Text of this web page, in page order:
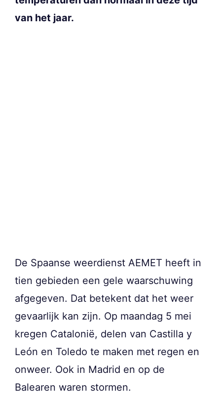
van het jaar.
De Spaanse weerdienst AEMET heeft in
tien gebieden een gele waarschuwing
afgegeven. Dat betekent dat het weer
gevaarlijk kan zijn. Op maandag 5 mei
kregen Catalonië, delen van Castilla y
León en Toledo te maken met regen en
onweer. Ook in Madrid en op de
Balearen waren stormen.